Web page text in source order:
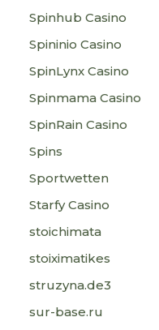
Spinhub Casino
Spininio Casino
SpinLynx Casino
Spinmama Casino
SpinRain Casino
Spins
Sportwetten
Starfy Casino
stoichimata
stoiximatikes
struzyna.de3
sur-base.ru